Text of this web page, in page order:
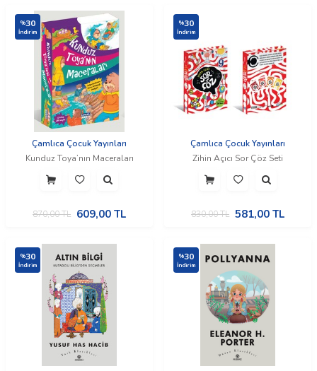
%30
İndirim
Çamlıca Çocuk Yayınları
Kunduz Toya’nın Maceraları
870,00TL 609,00 TL
%30
İndirim
Çamlıca Çocuk Yayınları
Zihin Açıcı Sor Çöz Seti
830,00TL 581,00 TL
%30
İndirim
%30
İndirim